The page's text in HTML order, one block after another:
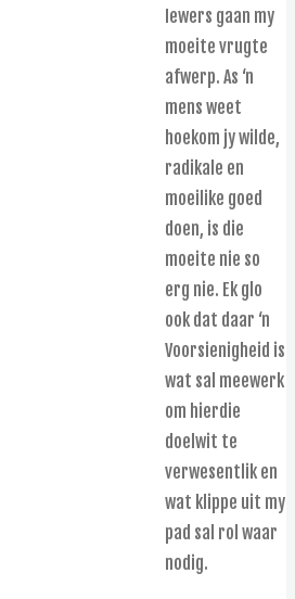
Iewers gaan my
moeite vrugte
afwerp. As ‘n
mens weet
hoekom jy wilde,
radikale en
moeilike goed
doen, is die
moeite nie so
erg nie. Ek glo
ook dat daar ‘n
Voorsienigheid is
wat sal meewerk
om hierdie
doelwit te
verwesentlik en
wat klippe uit my
pad sal rol waar
nodig.